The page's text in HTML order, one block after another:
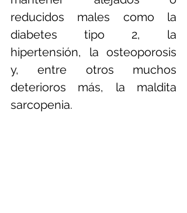
reducidos males como la
diabetes tipo 2, la
hipertensión, la osteoporosis
y, entre otros muchos
deterioros más, la maldita
sarcopenia.